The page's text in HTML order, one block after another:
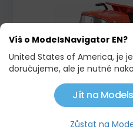
Víš o ModelsNavigator EN?
United States of America, je
doručujeme, ale je nutné
Jít na
Zůstat na